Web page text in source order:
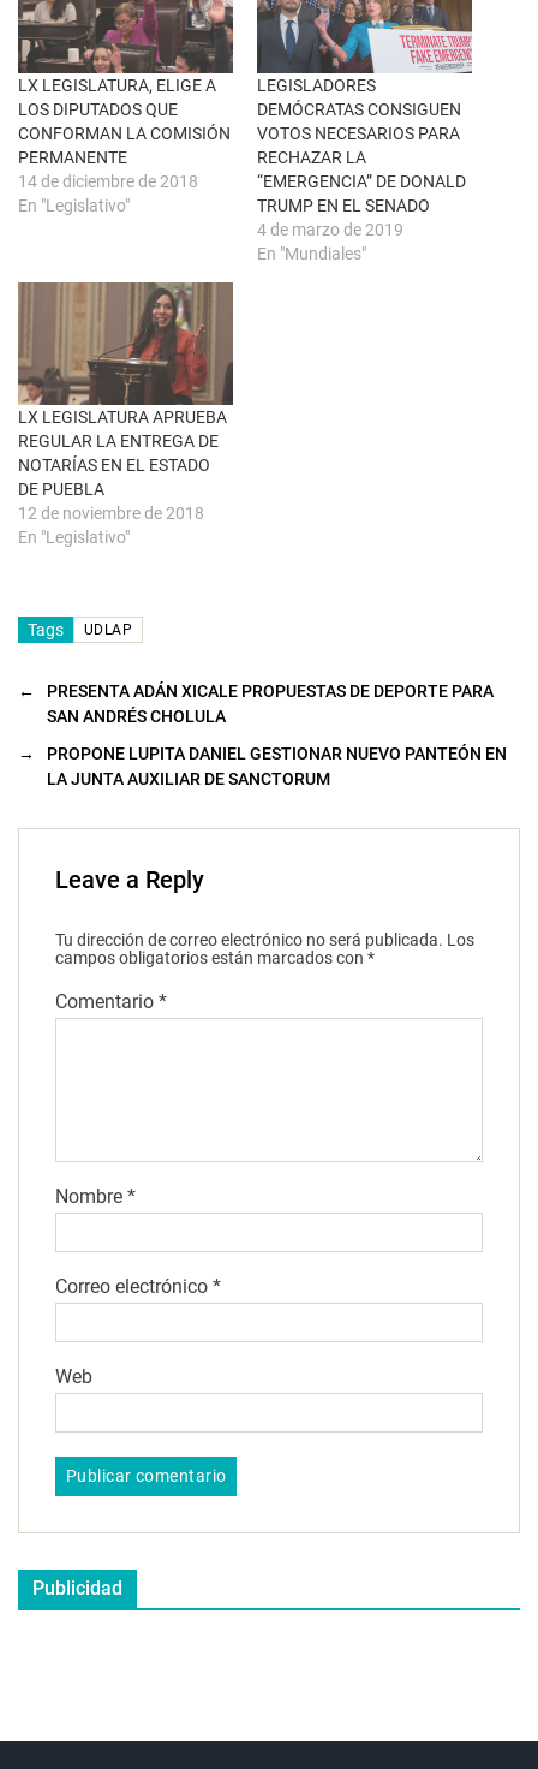
u
n
a
v
e
n
t
a
n
a
n
u
e
v
c
e
b
o
o
k
(
S
e
a
b
r
e
e
v
a
n
a
n
u
e
v
a
)
LX LEGISLATURA, ELIGE A
LOS DIPUTADOS QUE
CONFORMAN LA COMISIÓN
PERMANENTE
14 de diciembre de 2018
En "Legislativo"
LEGISLADORES
DEMÓCRATAS CONSIGUEN
VOTOS NECESARIOS PARA
RECHAZAR LA
“EMERGENCIA” DE DONALD
TRUMP EN EL SENADO
4 de marzo de 2019
En "Mundiales"
LX LEGISLATURA APRUEBA
REGULAR LA ENTREGA DE
NOTARÍAS EN EL ESTADO
DE PUEBLA
12 de noviembre de 2018
En "Legislativo"
Tags UDLAP
←
PRESENTA ADÁN XICALE PROPUESTAS DE DEPORTE PARA
SAN ANDRÉS CHOLULA
→
PROPONE LUPITA DANIEL GESTIONAR NUEVO PANTEÓN EN
LA JUNTA AUXILIAR DE SANCTORUM
Leave a Reply
Tu dirección de correo electrónico no será publicada. Los
campos obligatorios están marcados con *
Comentario *
Nombre *
Correo electrónico *
Web
Publicidad